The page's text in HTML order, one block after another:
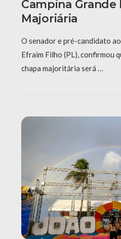
Campina Grande
Majoriária
O senador e pré-candidato
Efraim Filho (PL), confirmou
chapa majoritária será …